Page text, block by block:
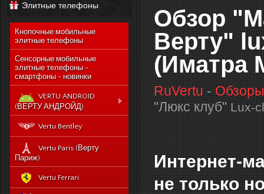
Элитные телефоны
Кнопочные мобильные
элитные телефоны
Сенсорные мобильные
элитные телефоны -
смартфоны - новинки
VERTU ANDROID
(ВЕРТУ АНДРОЙД)
Новый Vertu Signature
New Touch
Vertu Constellation X duos
Sim - смартфон Верту
Констелейшен икс на две
сим карты
Vertu Signature touch
Vertu Bentley
Vertu Paris (Верту
Париж)
Vertu Ferrari
Обзор
Верту"
(Иматра
RuVertu -
"Люкс клуб" Lux-
Интернет-
не только